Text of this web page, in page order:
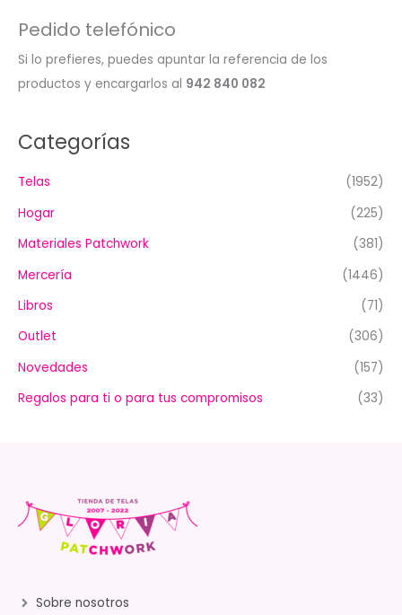
Pedido telefónico
Si lo prefieres, puedes apuntar la referencia de los
productos y encargarlos al 942 840 082
Categorías
Telas
(1952)
Hogar
(225)
Materiales Patchwork
(381)
Mercería
(1446)
Libros
(71)
Outlet
(306)
Novedades
(157)
Regalos para ti o para tus compromisos
(33)
Sobre nosotros